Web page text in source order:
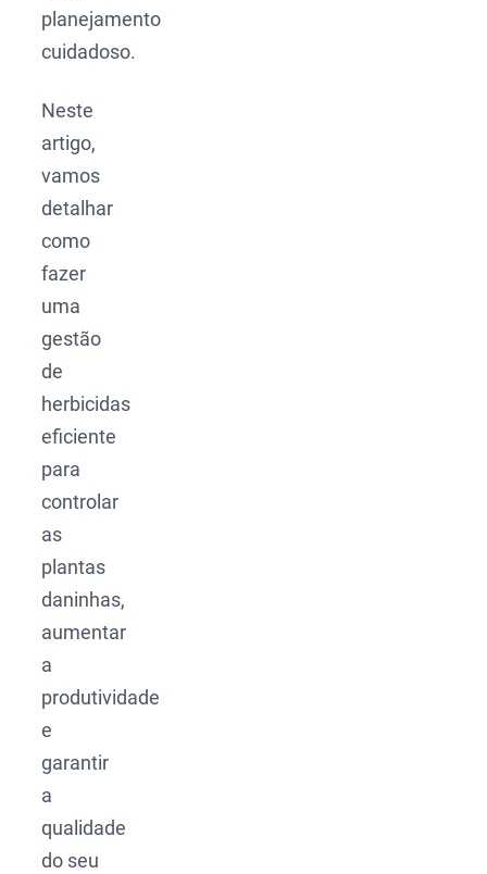
planejamento
cuidadoso.
Neste
artigo,
vamos
detalhar
como
fazer
uma
gestão
de
herbicidas
eficiente
para
controlar
as
plantas
daninhas,
aumentar
a
produtividade
e
garantir
a
qualidade
do seu